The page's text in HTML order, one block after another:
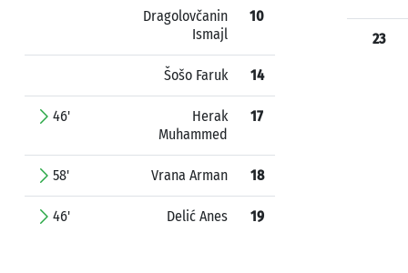
Dragolovčanin
Ismajl
10
Šošo Faruk 14
46'
Herak
Muhammed
17
58' Vrana Arman 18
46' Delić Anes 19
23